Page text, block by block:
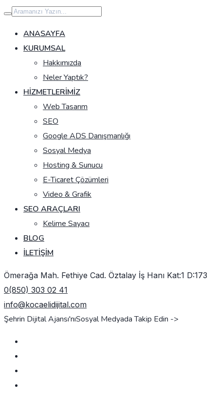
İçeriğe
geç
ANASAYFA
KURUMSAL
Hakkımızda
Neler Yaptık?
HIZMETLERIMIZ
Web Tasarım
SEO
Google ADS Danışmanlığı
Sosyal Medya
Hosting & Sunucu
E-Ticaret Çözümleri
Video & Grafik
SEO ARAÇLARI
Kelime Sayacı
BLOG
İLETIŞIM
Ömerağa Mah. Fethiye Cad. Öztalay İş Hanı Kat:1 D:173
0(850) 303 02 41
info@kocaelidijital.com
Şehrin Dijital Ajansı'nıSosyal Medyada Takip Edin ->